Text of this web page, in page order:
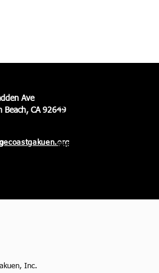
Ave
Beach, CA 92649ご家族は、保護者用ポータ
閲覧、学費の支払い、生徒
Inc.